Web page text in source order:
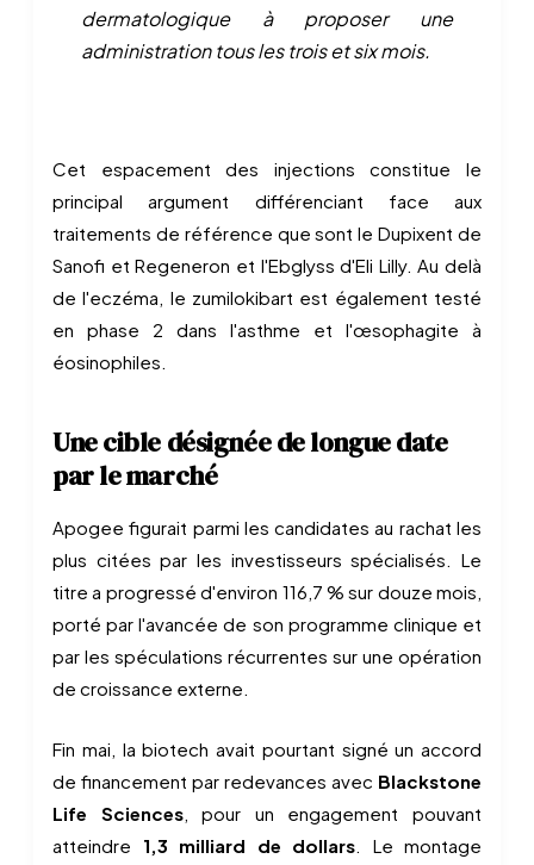
dermatologique à proposer une
administration tous les trois et six mois.
Cet espacement des injections constitue le
principal argument différenciant face aux
traitements de référence que sont le Dupixent de
Sanofi et Regeneron et l'Ebglyss d'Eli Lilly. Au delà
de l'eczéma, le zumilokibart est également testé
en phase 2 dans l'asthme et l'œsophagite à
éosinophiles.
Une cible désignée de longue date
par le marché
Apogee figurait parmi les candidates au rachat les
plus citées par les investisseurs spécialisés. Le
titre a progressé d'environ 116,7 % sur douze mois,
porté par l'avancée de son programme clinique et
par les spéculations récurrentes sur une opération
de croissance externe.
Fin mai, la biotech avait pourtant signé un accord
de financement par redevances avec Blackstone
Life Sciences, pour un engagement pouvant
atteindre 1,3 milliard de dollars. Le montage